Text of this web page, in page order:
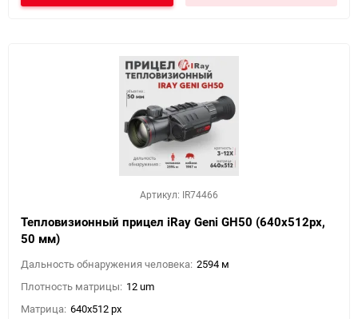
Артикул: IR74466
Тепловизионный прицел iRay Geni GH50 (640х512px,
50 мм)
Дальность обнаружения человека: 2594 м
Плотность матрицы: 12 um
Матрица: 640x512 px